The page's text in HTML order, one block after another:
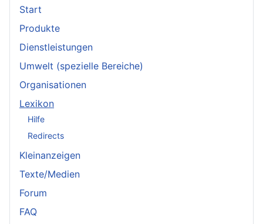
Start
Produkte
Dienstleistungen
Umwelt (spezielle Bereiche)
Organisationen
Lexikon
Hilfe
Redirects
Kleinanzeigen
Texte/Medien
Forum
FAQ